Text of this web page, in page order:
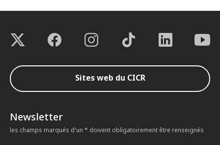
Sites web du CICR
Newsletter
les champs marqués d'un * doivent obligatoirement être renseignés